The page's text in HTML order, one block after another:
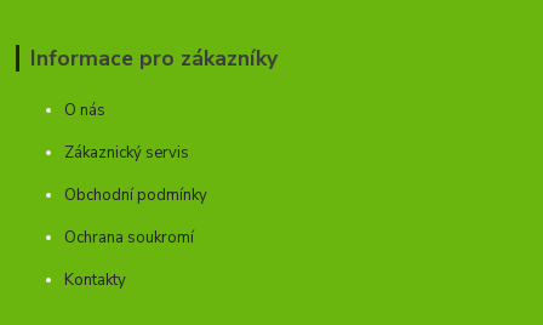
Informace pro zákazníky
O nás
Zákaznický servis
Obchodní podmínky
Ochrana soukromí
Kontakty